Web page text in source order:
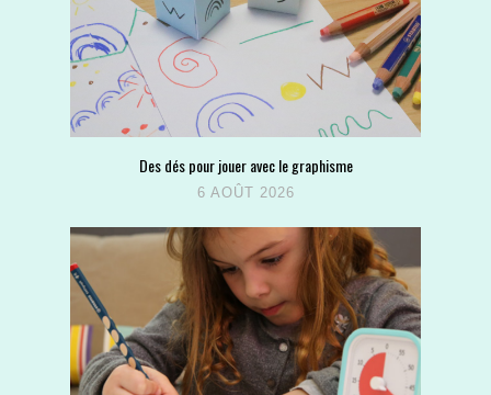
Des dés pour jouer avec le graphisme
6 AOÛT 2026